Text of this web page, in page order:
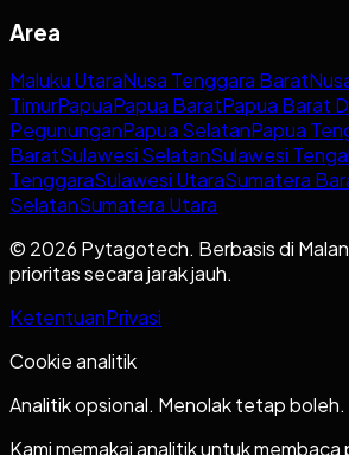
Area
Maluku UtaraNusa Tenggara Barat
TimurPapuaPapua BaratPapua Barat
PegununganPapua SelatanPapua
BaratSulawesi SelatanSulawesi
TenggaraSulawesi UtaraSumatera
SelatanSumatera Utara
© 2026 Pytagotech. Berbasis di
prioritas secara jarak jauh.
KetentuanPrivasi
Cookie analitik
Analitik opsional. Menolak tetap boleh.
Kami memakai analitik untuk